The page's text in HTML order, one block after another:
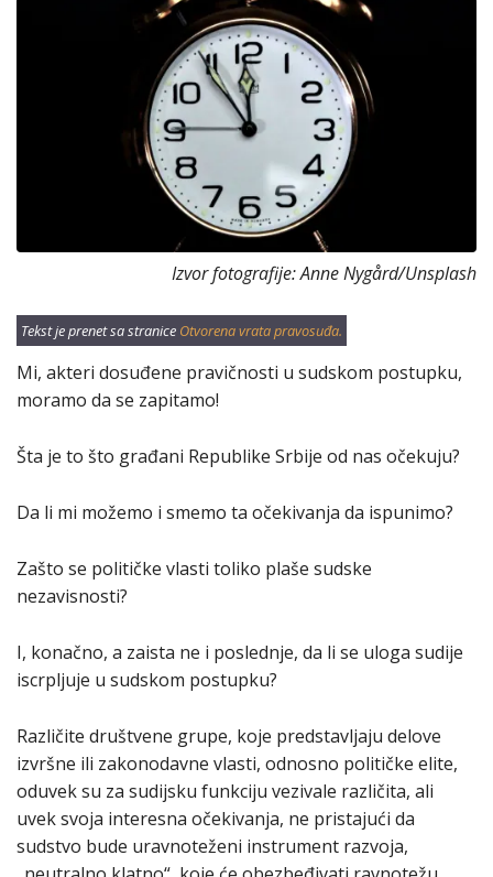
Izvor fotografije: Anne Nygård/Unsplash
Tekst je prenet sa stranice Otvorena vrata pravosuđa.
Mi, akteri dosuđene pravičnosti u sudskom postupku,
moramo da se zapitamo!
Šta je to što građani Republike Srbije od nas očekuju?
Da li mi možemo i smemo ta očekivanja da ispunimo?
Zašto se političke vlasti toliko plaše sudske
nezavisnosti?
I, konačno, a zaista ne i poslednje, da li se uloga sudije
iscrpljuje u sudskom postupku?
Različite društvene grupe, koje predstavljaju delove
izvršne ili zakonodavne vlasti, odnosno političke elite,
oduvek su za sudijsku funkciju vezivale različita, ali
uvek svoja interesna očekivanja, ne pristajući da
sudstvo bude uravnoteženi instrument razvoja,